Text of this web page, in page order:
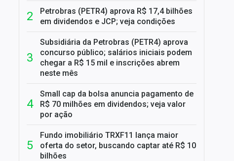
Petrobras (PETR4) aprova R$ 17,4 bilhões
em dividendos e JCP; veja condições
Subsidiária da Petrobras (PETR4) aprova
concurso público; salários iniciais podem
chegar a R$ 15 mil e inscrições abrem
neste mês
Small cap da bolsa anuncia pagamento de
R$ 70 milhões em dividendos; veja valor
por ação
Fundo imobiliário TRXF11 lança maior
oferta do setor, buscando captar até R$ 10
bilhões